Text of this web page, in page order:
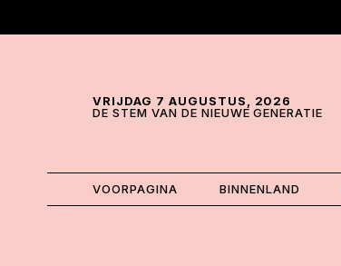
VRIJDAG 7 AUGUSTUS, 2026
DE STEM VAN DE NIEUWE GENERATIE
VOORPAGINA BINNENLAND